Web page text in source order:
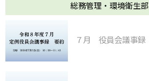
総務管理・環境衛生部
７月 役員会議事録